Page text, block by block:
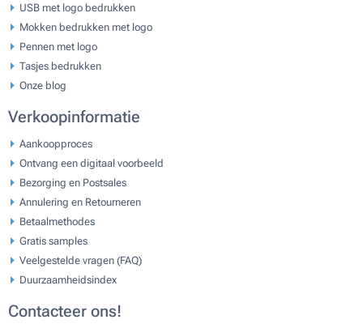
USB met logo bedrukken
Mokken bedrukken met logo
Pennen met logo
Tasjes bedrukken
Onze blog
Verkoopinformatie
Aankoopproces
Ontvang een digitaal voorbeeld
Bezorging en Postsales
Annulering en Retourneren
Betaalmethodes
Gratis samples
Veelgestelde vragen (FAQ)
Duurzaamheidsindex
Contacteer ons!